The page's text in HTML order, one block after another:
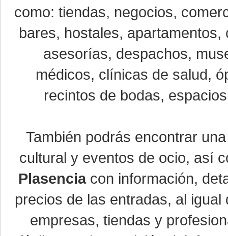
como: tiendas, negocios,
bares, hostales,
asesorías, despachos,
médicos, clínicas de salud,
recintos de bodas,
También podrás encontrar
cultural y eventos de ocio, así
Plasenciacon información,
precios de las entradas, al
empresas, tiendas y